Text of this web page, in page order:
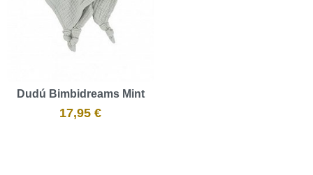
Dudú Bimbidreams Mint
17,95 €